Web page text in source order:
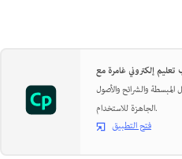
والشرائح والأصول
الجاهزة للاستخدام.
فتح التطبيق